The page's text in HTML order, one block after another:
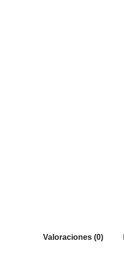
Valoraciones (0)